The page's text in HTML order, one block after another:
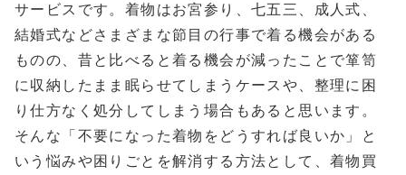
サービスです。着物はお宮参り、七五三、成人式、
結婚式などさまざまな節目の行事で着る機会がある
ものの、昔と比べると着る機会が減ったことで箪笥
に収納したまま眠らせてしまうケースや、整理に困
り仕方なく処分してしまう場合もあると思います。
そんな「不要になった着物をどうすれば良いか」と
いう悩みや困りごとを解消する方法として、着物買